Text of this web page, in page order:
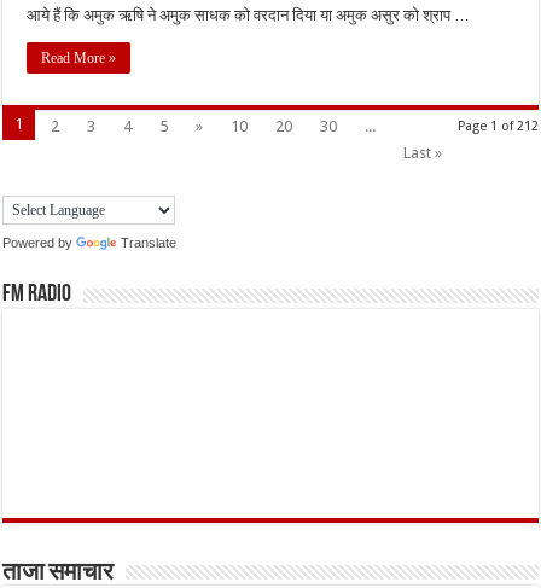
आये हैं कि अमुक ऋषि ने अमुक साधक को वरदान दिया या अमुक असुर को श्राप …
Read More »
Page 1 of 212
1 2 3 4 5 » 10 20 30
...
Last »
Powered by Translate
FM Radio
ताजा समाचार